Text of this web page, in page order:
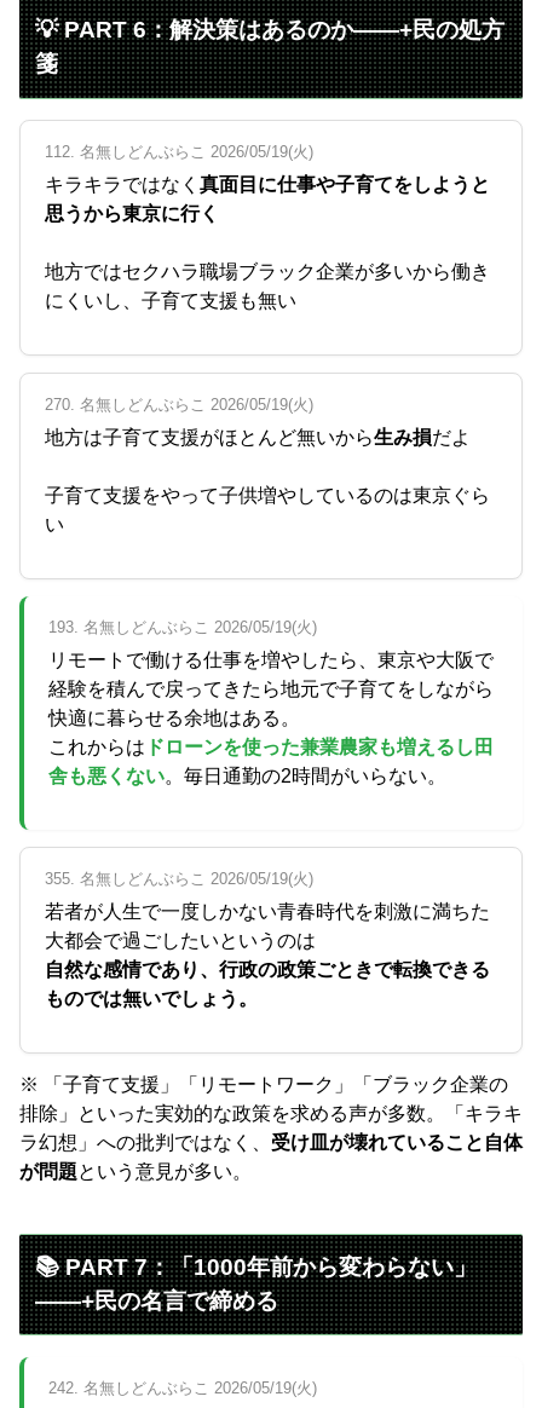
💡 PART 6：解決策はあるのか——+民の処方
箋
112. 名無しどんぶらこ 2026/05/19(火)
キラキラではなく 真面目に仕事や子育てをしようと
思うから東京に行く
地方ではセクハラ職場ブラック企業が多いから働き
にくいし、子育て支援も無い
270. 名無しどんぶらこ 2026/05/19(火)
地方は子育て支援がほとんど無いから生み損だよ
子育て支援をやって子供増やしているのは東京ぐら
い
193. 名無しどんぶらこ 2026/05/19(火)
リモートで働ける仕事を増やしたら、東京や大阪で
経験を積んで戻ってきたら地元で子育てをしながら
快適に暮らせる余地はある。
これからは ドローンを使った兼業農家も増えるし田
舎も悪くない。毎日通勤の2時間がいらない。
355. 名無しどんぶらこ 2026/05/19(火)
若者が人生で一度しかない青春時代を刺激に満ちた
大都会で過ごしたいというのは
自然な感情であり、行政の政策ごときで転換できる
ものでは無いでしょう。
※ 「子育て支援」「リモートワーク」「ブラック企業の
排除」といった実効的な政策を求める声が多数。「キラキ
ラ幻想」への批判ではなく、 受け皿が壊れていること自体
が問題という意見が多い。
📚 PART 7：「1000年前から変わらない」
——+民の名言で締める
242. 名無しどんぶらこ 2026/05/19(火)